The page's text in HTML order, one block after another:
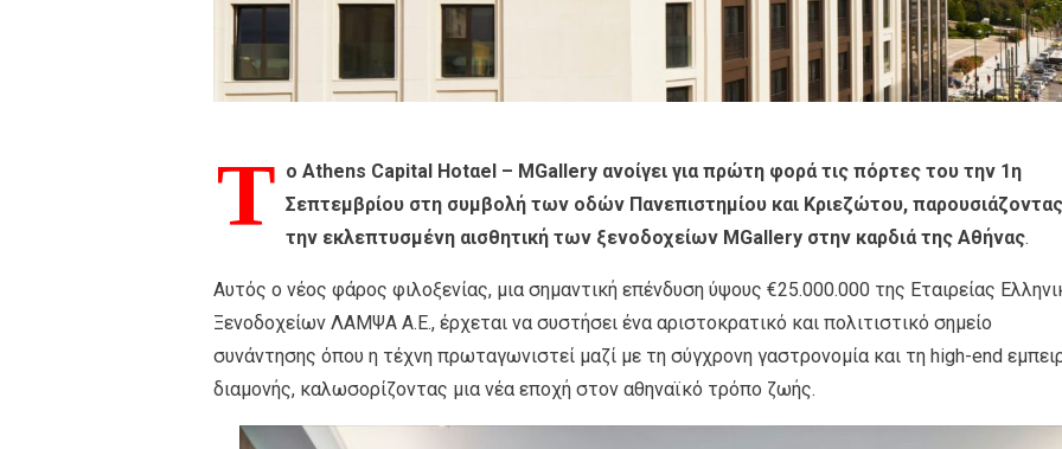
Τ ο Athens Capital Hotαel – MGallery ανοίγει για πρώτη φορά τις πόρτες του την 1η
Σεπτεμβρίου στη συμβολή των οδών Πανεπιστημίου και Κριεζώτου, παρουσιάζοντας
την εκλεπτυσμένη αισθητική των ξενοδοχείων MGallery στην καρδιά της Αθήνας.
Αυτός ο νέος φάρος φιλοξενίας, μια σημαντική επένδυση ύψους €25.000.000 της Εταιρείας
Ξενοδοχείων ΛΑΜΨΑ Α.Ε., έρχεται να συστήσει ένα αριστοκρατικό και πολιτιστικό σημείο
συνάντησης όπου η τέχνη πρωταγωνιστεί μαζί με τη σύγχρονη γαστρονομία και τη high-end
διαμονής, καλωσορίζοντας μια νέα εποχή στον αθηναϊκό τρόπο ζωής.